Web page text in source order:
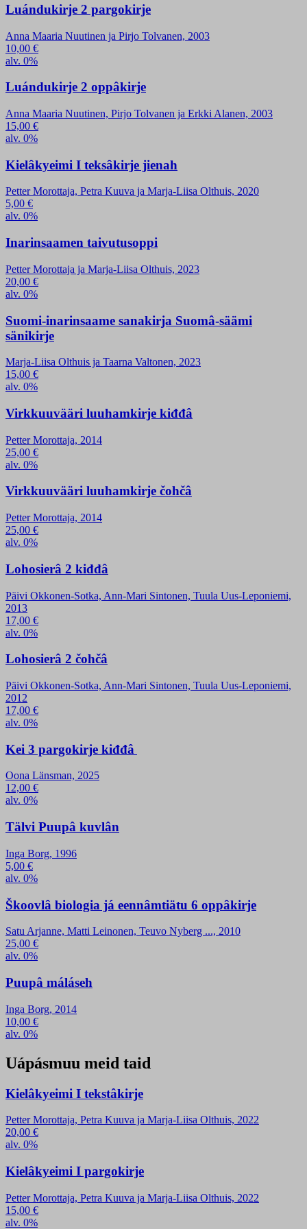
Luándukirje 2 pargokirje
Anna Maaria Nuutinen ja Pirjo Tolvanen, 2003
10,00 €
alv. 0%
Luándukirje 2 oppâkirje
Anna Maaria Nuutinen, Pirjo Tolvanen ja Erkki Alanen, 2003
15,00 €
alv. 0%
Kielâkyeimi I teksâkirje jienah
Petter Morottaja, Petra Kuuva ja Marja-Liisa Olthuis, 2020
5,00 €
alv. 0%
Inarinsaamen taivutusoppi
Petter Morottaja ja Marja-Liisa Olthuis, 2023
20,00 €
alv. 0%
Suomi-inarinsaame sanakirja Suomâ-säämi
sänikirje
Marja-Liisa Olthuis ja Taarna Valtonen, 2023
15,00 €
alv. 0%
Virkkuuvääri luuhamkirje kiđđâ
Petter Morottaja, 2014
25,00 €
alv. 0%
Virkkuuvääri luuhamkirje čohčâ
Petter Morottaja, 2014
25,00 €
alv. 0%
Lohosierâ 2 kiđđâ
Päivi Okkonen-Sotka, Ann-Mari Sintonen, Tuula Uus-Leponiemi,
2013
17,00 €
alv. 0%
Lohosierâ 2 čohčâ
Päivi Okkonen-Sotka, Ann-Mari Sintonen, Tuula Uus-Leponiemi,
2012
17,00 €
alv. 0%
Kei 3 pargokirje kiđđâ
Oona Länsman, 2025
12,00 €
alv. 0%
Tälvi Puupâ kuvlân
Inga Borg, 1996
5,00 €
alv. 0%
Škoovlâ biologia já eennâmtiätu 6 oppâkirje
Satu Arjanne, Matti Leinonen, Teuvo Nyberg ..., 2010
25,00 €
alv. 0%
Puupâ máláseh
Inga Borg, 2014
10,00 €
alv. 0%
Uápásmuu meid taid
Kielâkyeimi I tekstâkirje
Petter Morottaja, Petra Kuuva ja Marja-Liisa Olthuis, 2022
20,00 €
alv. 0%
Kielâkyeimi I pargokirje
Petter Morottaja, Petra Kuuva ja Marja-Liisa Olthuis, 2022
15,00 €
alv. 0%